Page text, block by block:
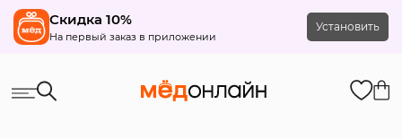
Скидка 10%
На первый заказ в приложении
Установить